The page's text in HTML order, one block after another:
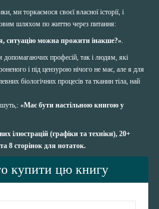
ми торкаємося своєї власної історії, і
шляхом по життю через питання:
ситуацію можна прожити інакше?».
професій, так і людям, які
і під цензурою нічого не має, але я для
біологічних процесів та тканин тіла, най
«Має бути настільною книгою у
ілюстрацій (графіки та техніки), 20+
8 сторінок для нотаток.
купити цю книгу